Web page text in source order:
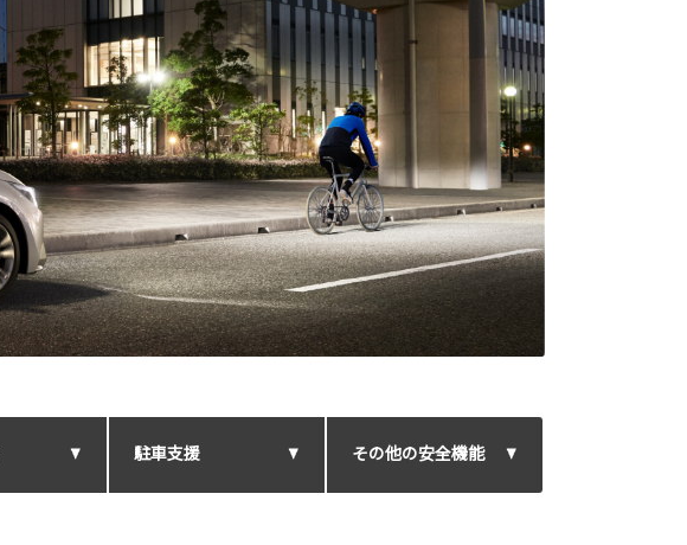
駐車支援 その他の安全機能